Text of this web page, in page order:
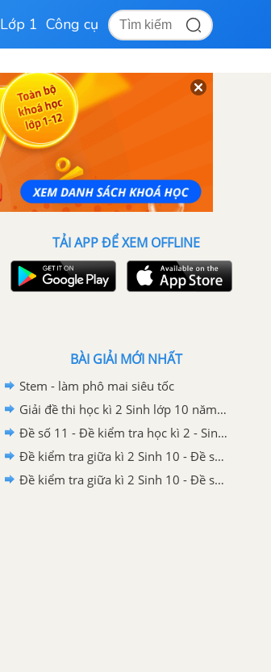
Lớp 1 Công cụ
TẢI APP ĐỂ XEM OFFLINE
BÀI GIẢI MỚI NHẤT
Stem - làm phô mai siêu tốc
Giải đề thi học kì 2 Sinh lớp 10 năm 2020-2021 THPT Yên Định 1 - Thanh Hóa
Đề số 11 - Đề kiểm tra học kì 2 - Sinh 10
Đề kiểm tra giữa kì 2 Sinh 10 - Đề số 5 có lời giải chi tiết
Đề kiểm tra giữa kì 2 Sinh 10 - Đề số 4 có lời giải chi tiết